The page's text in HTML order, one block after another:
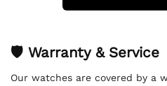
🛡 Warranty & Service
Our watches are covered by a